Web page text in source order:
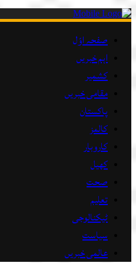
صفحہ اوّل
اہم خبریں
کشمیر
مقامی خبریں
پاکستان
کالمز
کاروبار
کھیل
صحت
تعلیم
ٹیکنالوجی
سیاست
عالمی خبریں